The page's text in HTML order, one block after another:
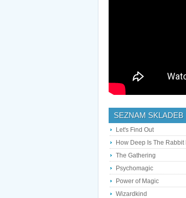
SEZNAM SKLADEB
Let's Find Out
How Deep Is The Rabbit
The Gathering
Psychomagic
Power of Magic
Wizardkind